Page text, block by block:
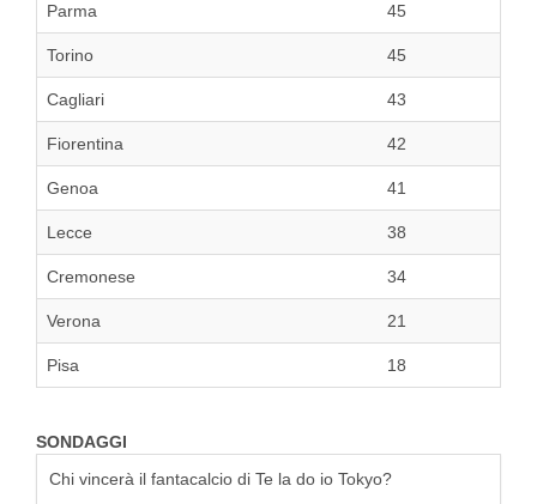
Parma 45
Torino 45
Cagliari 43
Fiorentina 42
Genoa 41
Lecce 38
Cremonese 34
Verona 21
Pisa 18
SONDAGGI
Chi vincerà il fantacalcio di Te la do io Tokyo?